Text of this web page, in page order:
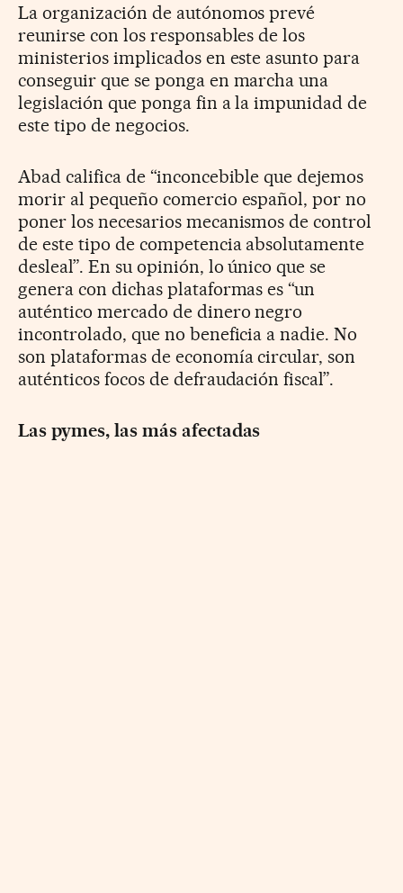
La organización de autónomos prevé
reunirse con los responsables de los
ministerios implicados en este asunto para
conseguir que se ponga en marcha una
legislación que ponga fin a la impunidad de
este tipo de negocios.
Abad califica de “inconcebible que dejemos
morir al pequeño comercio español, por no
poner los necesarios mecanismos de control
de este tipo de competencia absolutamente
desleal”. En su opinión, lo único que se
genera con dichas plataformas es “un
auténtico mercado de dinero negro
incontrolado, que no beneficia a nadie. No
son plataformas de economía circular, son
auténticos focos de defraudación fiscal”.
Las pymes, las más afectadas